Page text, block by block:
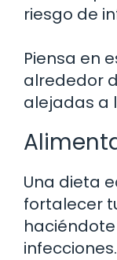
riesgo de
Piensa en
alrededor
alejadas a
Una dieta
fortalecer
infecciones.